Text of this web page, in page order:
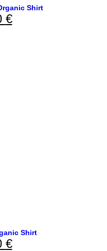
Shirt
€
Shirt
€